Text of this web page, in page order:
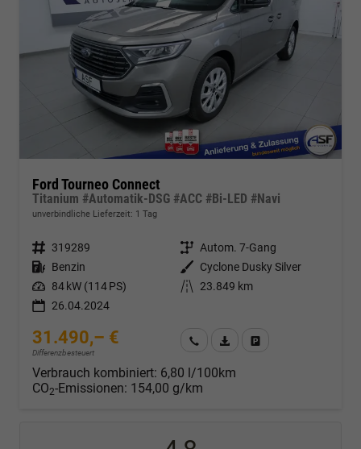
Ford Tourneo Connect
Titanium #Automatik-DSG #ACC #Bi-LED #Navi
unverbindliche Lieferzeit: 1 Tag
Fahrzeugnr. 319289 Getriebe Autom. 7-Gang
Kraftstoff Benzin Außenfarbe
Cyclone Dusky Silver
Leistung 84 kW (114 PS) Kilometerstand 23.849 km
26.04.2024
31.490,– €
Differenzbesteuert
Wir rufen Sie anFahrzeugexposé (PDF)
Verbrauch kombiniert: 6,80 l/100km
CO2-Emissionen: 154,00 g/km